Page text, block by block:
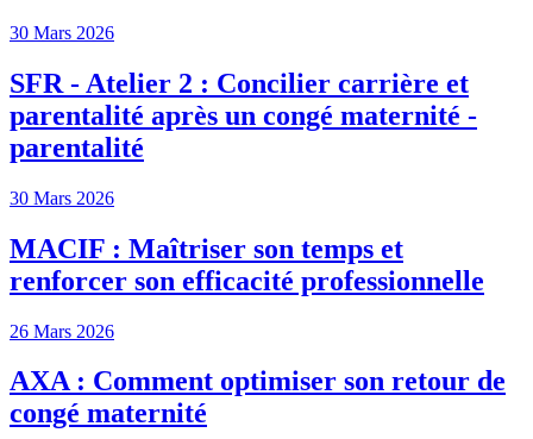
30 Mars 2026
SFR - Atelier 2 : Concilier carrière et
parentalité après un congé maternité -
parentalité
30 Mars 2026
MACIF : Maîtriser son temps et
renforcer son efficacité professionnelle
26 Mars 2026
AXA : Comment optimiser son retour de
congé maternité